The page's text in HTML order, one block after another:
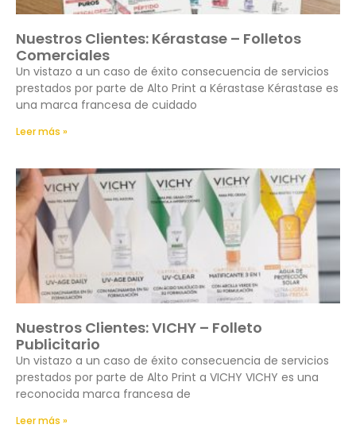
Nuestros Clientes: Kérastase – Folletos
Comerciales
Un vistazo a un caso de éxito consecuencia de servicios
prestados por parte de Alto Print a Kérastase Kérastase es
una marca francesa de cuidado
Leer más »
Nuestros Clientes: VICHY – Folleto
Publicitario
Un vistazo a un caso de éxito consecuencia de servicios
prestados por parte de Alto Print a VICHY VICHY es una
reconocida marca francesa de
Leer más »